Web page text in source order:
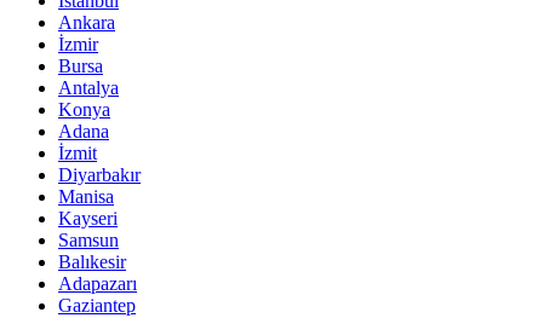
Ankara
İzmir
Bursa
Antalya
Konya
Adana
İzmit
Diyarbakır
Manisa
Kayseri
Samsun
Balıkesir
Adapazarı
Gaziantep